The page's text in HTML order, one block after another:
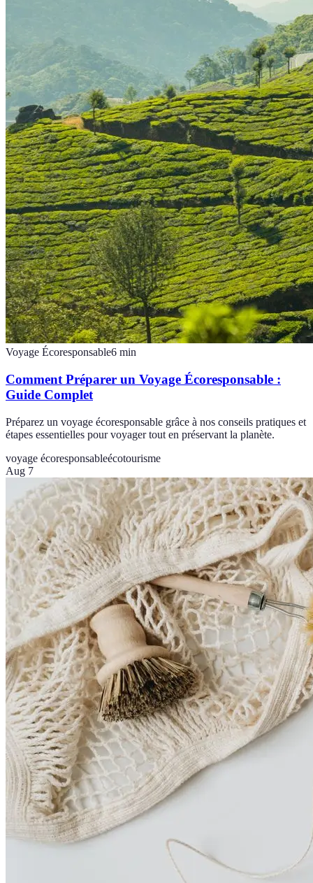
Voyage Écoresponsable6 min
Comment Préparer un Voyage Écoresponsable :
Guide Complet
Préparez un voyage écoresponsable grâce à nos conseils pratiques et
étapes essentielles pour voyager tout en préservant la planète.
voyage écoresponsableécotourisme
Aug 7